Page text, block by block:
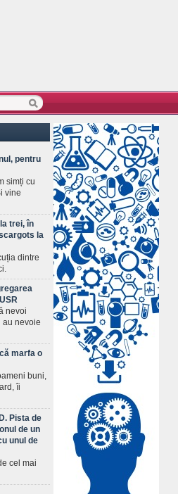
pentru
simți cu
vine
trei, în
la
dintre
nevoi
au nevoie
marfa o
buni,
îi
Pista de
de un
unul de
cel mai